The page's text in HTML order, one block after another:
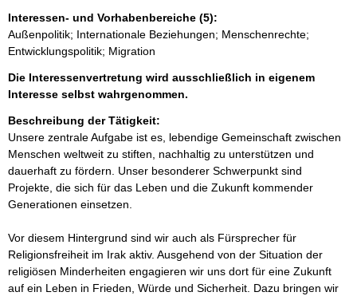
Interessen- und Vorhabenbereiche (5):
Außenpolitik; Internationale Beziehungen; Menschenrechte;
Entwicklungspolitik; Migration
Die Interessenvertretung wird ausschließlich in eigenem
Interesse selbst wahrgenommen.
Beschreibung der Tätigkeit:
Unsere zentrale Aufgabe ist es, lebendige Gemeinschaft zwischen
Menschen weltweit zu stiften, nachhaltig zu unterstützen und
dauerhaft zu fördern. Unser besonderer Schwerpunkt sind
Projekte, die sich für das Leben und die Zukunft kommender
Generationen einsetzen.
Vor diesem Hintergrund sind wir auch als Fürsprecher für
Religionsfreiheit im Irak aktiv. Ausgehend von der Situation der
religiösen Minderheiten engagieren wir uns dort für eine Zukunft
auf ein Leben in Frieden, Würde und Sicherheit. Dazu bringen wir